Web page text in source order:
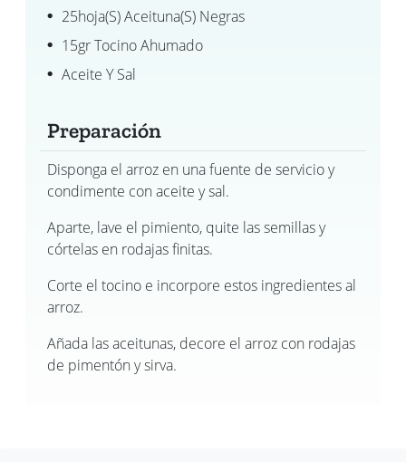
25hoja(s) Aceituna(s) Negras
15gr Tocino Ahumado
Aceite Y Sal
Preparación
Disponga el arroz en una fuente de servicio y
condimente con aceite y sal.
Aparte, lave el pimiento, quite las semillas y
córtelas en rodajas finitas.
Corte el tocino e incorpore estos ingredientes al
arroz.
Añada las aceitunas, decore el arroz con rodajas
de pimentón y sirva.